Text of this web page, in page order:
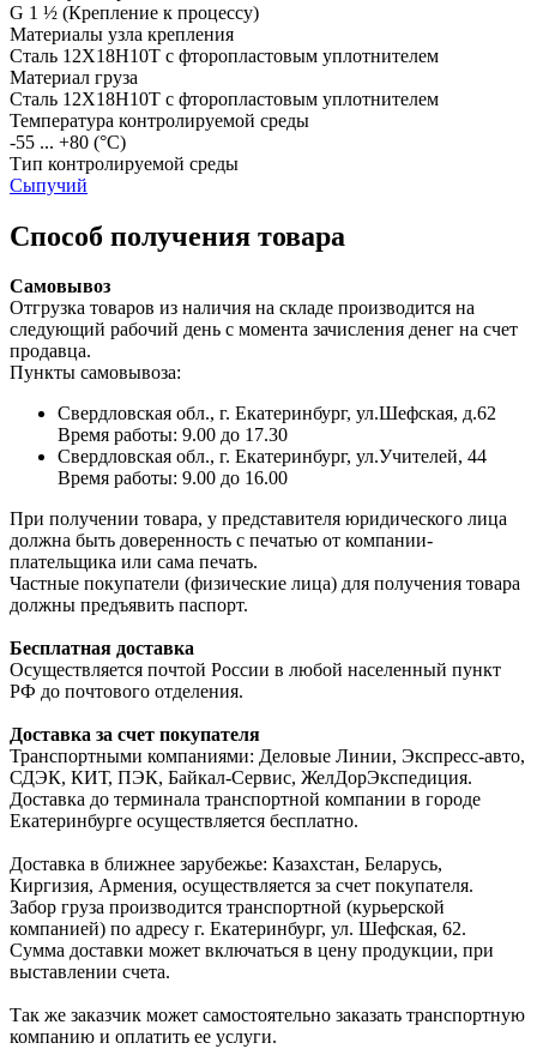
G 1 ½ (Крепление к процессу)
Материалы узла крепления
Сталь 12Х18Н10Т с фторопластовым уплотнителем
Материал груза
Сталь 12Х18Н10Т с фторопластовым уплотнителем
Температура контролируемой среды
-55 ... +80 (°С)
Тип контролируемой среды
Сыпучий
Способ получения товара
Самовывоз
Отгрузка товаров из наличия на складе производится на
следующий рабочий день с момента зачисления денег на счет
продавца.
Пункты самовывоза:
Свердловская обл., г. Екатеринбург, ул.Шефская, д.62
Время работы: 9.00 до 17.30
Свердловская обл., г. Екатеринбург, ул.Учителей, 44
Время работы: 9.00 до 16.00
При получении товара, у представителя юридического лица
должна быть доверенность с печатью от компании-
плательщика или сама печать.
Частные покупатели (физические лица) для получения товара
должны предъявить паспорт.
Бесплатная доставка
Осуществляется почтой России в любой населенный пункт
РФ до почтового отделения.
Доставка за счет покупателя
Транспортными компаниями: Деловые Линии, Экспресс-авто,
СДЭК, КИТ, ПЭК, Байкал-Сервис, ЖелДорЭкспедиция.
Доставка до терминала транспортной компании в городе
Екатеринбурге осуществляется бесплатно.
Доставка в ближнее зарубежье: Казахстан, Беларусь,
Киргизия, Армения, осуществляется за счет покупателя.
Забор груза производится транспортной (курьерской
компанией) по адресу г. Екатеринбург, ул. Шефская, 62.
Сумма доставки может включаться в цену продукции, при
выставлении счета.
Так же заказчик может самостоятельно заказать транспортную
компанию и оплатить ее услуги.